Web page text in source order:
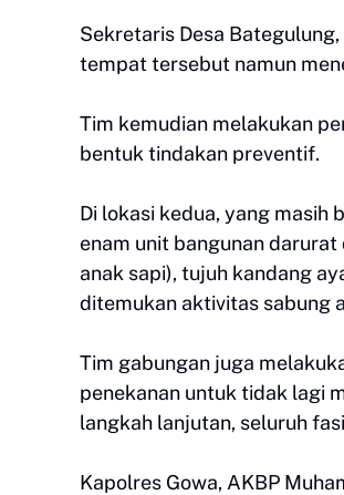
Sekretaris Desa
tempat tersebut namun
Tim kemudian melakukan
bentuk tindakan preventif.
Di lokasi kedua, yang masih
enam unit bangunan
anak sapi), tujuh kandang
ditemukan aktivitas sabung
Tim gabungan juga
penekanan untuk tidak lagi
langkah lanjutan, seluruh
Kapolres Gowa, AKBP